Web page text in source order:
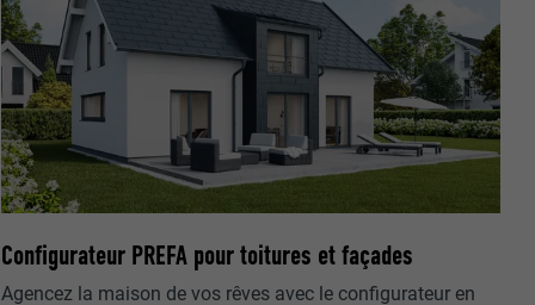
Configurateur PREFA pour toitures et façades
Agencez la maison de vos rêves avec le configurateur en
le
l'outil
la langue
affichés
être activé